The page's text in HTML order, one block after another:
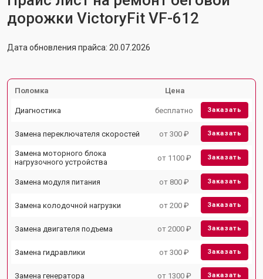
дорожки VictoryFit VF-612
Дата обновления прайса: 20.07.2026
Поломка Цена
Диагностика бесплатно Заказать
Замена переключателя скоростей от 300 ₽ Заказать
Замена моторного блока
нагрузочного устройства
от 1100 ₽ Заказать
Замена модуля питания от 800 ₽ Заказать
Замена колодочной нагрузки от 200 ₽ Заказать
Замена двигателя подъема от 2000 ₽ Заказать
Замена гидравлики от 300 ₽ Заказать
Замена генератора от 1300 ₽ Заказать